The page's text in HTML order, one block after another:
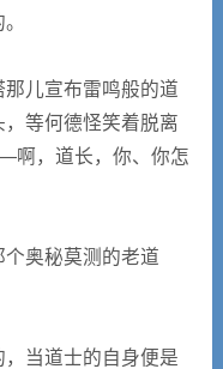
儿宣布雷鸣般的道
等何德怪笑着脱离
啊，道长，你、你怎
奥秘莫测的老道
当道士的自身便是